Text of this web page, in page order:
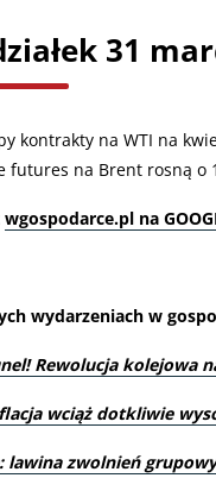
31
kontrakty na WTI na
futures na Brent rosną o
wgospodarce.pl na
wydarzeniach w
Rewolucja kolejowa
wciąż dotkliwie
lawina zwolnień